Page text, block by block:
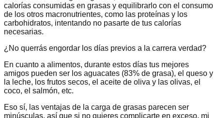
calorías consumidas en grasas y equilibrarlo con el consumo
de los otros macronutrientes, como las proteínas y los
carbohidratos, intentando no pasarte de tus calorías
necesarias.
¿No querrás engordar los días previos a la carrera verdad?
En cuanto a alimentos, durante estos días tus mejores
amigos pueden ser los aguacates (83% de grasa), el queso y
la leche, los frutos secos, el aceite de oliva y las olivas, el
coco, el salmón, etc.
Eso sí, las ventajas de la carga de grasas parecen ser
minúsculas, así que si no quieres complicarte en exceso, mi